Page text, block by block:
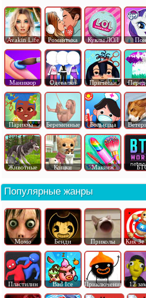
Avakin Life Романтика Куклы ЛОЛ
Маникюр Одевалки Прически
Парикма.. Беременные Больница
Животные Кошки Макияж
Популярные жанры
Момо Бенди Приколы Кик Зе
Пластилин Bad Ice Приключения 12